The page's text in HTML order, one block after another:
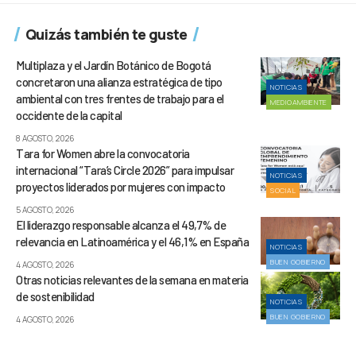
Quizás también te guste
NOTICIAS
MEDIOAMBIENTE
Multiplaza y el Jardín Botánico de Bogotá
concretaron una alianza estratégica de tipo
ambiental con tres frentes de trabajo para el
occidente de la capital
8 AGOSTO, 2026
NOTICIAS
SOCIAL
Tara for Women abre la convocatoria
internacional “Tara’s Circle 2026” para impulsar
proyectos liderados por mujeres con impacto
5 AGOSTO, 2026
NOTICIAS
BUEN GOBIERNO
El liderazgo responsable alcanza el 49,7% de
relevancia en Latinoamérica y el 46,1% en España
4 AGOSTO, 2026
NOTICIAS
BUEN GOBIERNO
Otras noticias relevantes de la semana en materia
de sostenibilidad
4 AGOSTO, 2026